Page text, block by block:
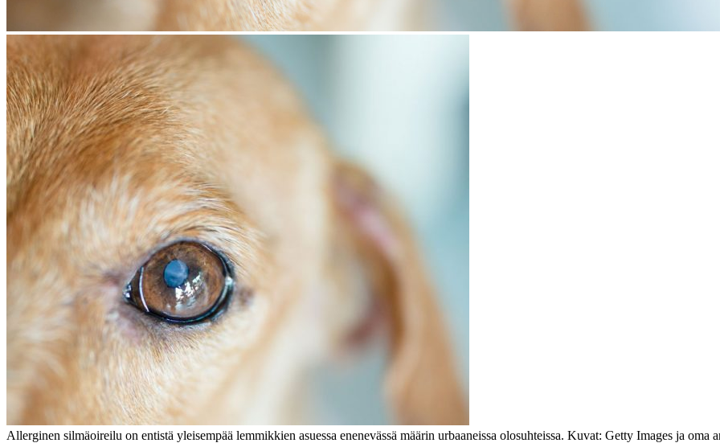
Allerginen silmäoireilu on entistä yleisempää lemmikkien asuessa enenevässä määrin urbaaneissa olosuhteissa. Kuvat: Getty Images ja oma